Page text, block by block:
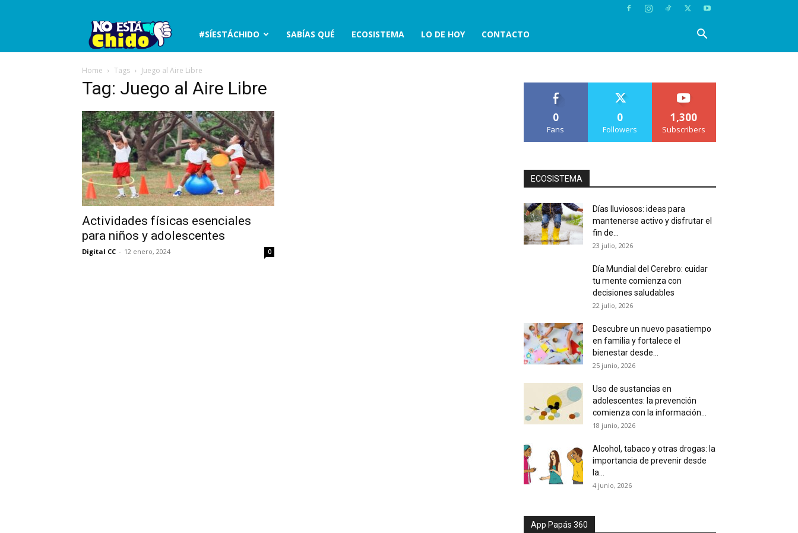
No
está
#SÍESTÁCHIDO SABÍAS QUÉ ECOSISTEMA LO DE HOY CONTACTO
Home Tags Juego al Aire Libre
Tag: Juego al Aire Libre
Actividades físicas esenciales
para niños y adolescentes
Digital CC - 12 enero, 2024 0
0
Fans
0
Followers
1,300
Subscribers
ECOSISTEMA
Días lluviosos: ideas para
mantenerse activo y disfrutar el
fin de...
23 julio, 2026
Día Mundial del Cerebro: cuidar
tu mente comienza con
decisiones saludables
22 julio, 2026
Descubre un nuevo pasatiempo
en familia y fortalece el
bienestar desde...
25 junio, 2026
Uso de sustancias en
adolescentes: la prevención
comienza con la información...
18 junio, 2026
Alcohol, tabaco y otras drogas: la
importancia de prevenir desde
la...
4 junio, 2026
App Papás 360